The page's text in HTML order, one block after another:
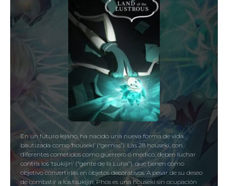
En un futuro lejano, ha nacido una nueva forma de vida
bautizada como ‘houseki’ (“gemas”). Las 28 houseki, con
diferentes cometidos como guerrero o médico, deben luchar
contra los ‘tsukijin’ (“gente de la Luna”), que tienen como
objetivo convertirlas en objetos decorativos. A pesar de su deseo
de combatir a los tsukijin, Phos es una houseki sin ocupación